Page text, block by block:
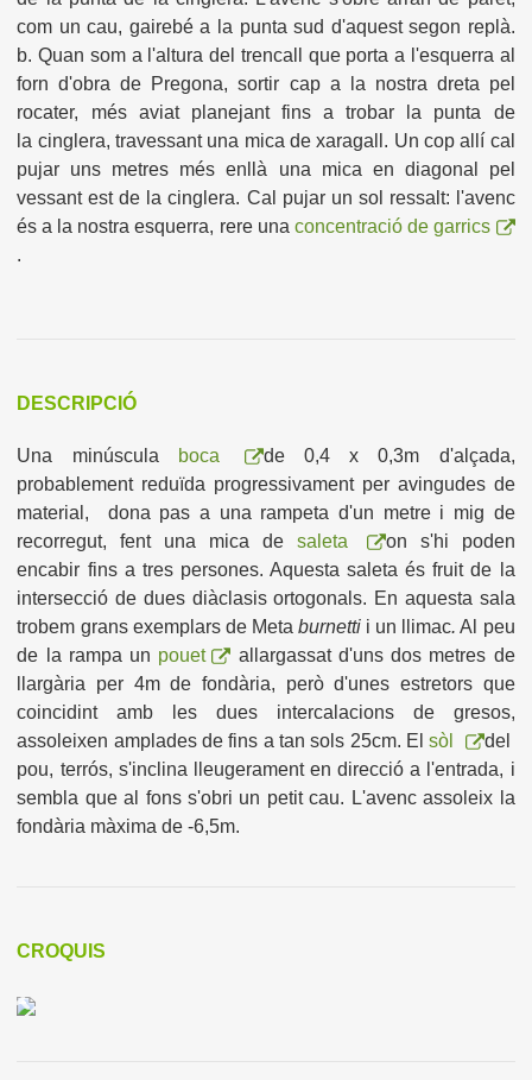
com un cau, gairebé a la punta sud d'aquest segon replà.
b. Quan som a l'altura del trencall que porta a l'esquerra al
forn d'obra de Pregona, sortir cap a la nostra dreta pel
rocater, més aviat planejant fins a trobar la punta de
la cinglera, travessant una mica de xaragall. Un cop allí cal
pujar uns metres més enllà una mica en diagonal pel
vessant est de la cinglera. Cal pujar un sol ressalt: l'avenc
és a la nostra esquerra, rere una concentració de garrics
.
DESCRIPCIÓ
Una minúscula boca
de 0,4 x 0,3m d'alçada,
probablement reduïda progressivament per avingudes de
material, dona pas a una rampeta d'un metre i mig de
recorregut, fent una mica de saleta
on s'hi poden
encabir fins a tres persones. Aquesta saleta és fruit de la
intersecció de dues diàclasis ortogonals. En aquesta sala
trobem grans exemplars de Meta burnetti i un llimac. Al peu
de la rampa un pouet
allargassat d'uns dos metres de
llargària per 4m de fondària, però d'unes estretors que
coincidint amb les dues intercalacions de gresos,
assoleixen amplades de fins a tan sols 25cm. Elsòl
del
pou, terrós, s'inclina lleugerament en direcció a l'entrada, i
sembla que al fons s'obri un petit cau. L'avenc assoleix la
fondària màxima de -6,5m.
CROQUIS